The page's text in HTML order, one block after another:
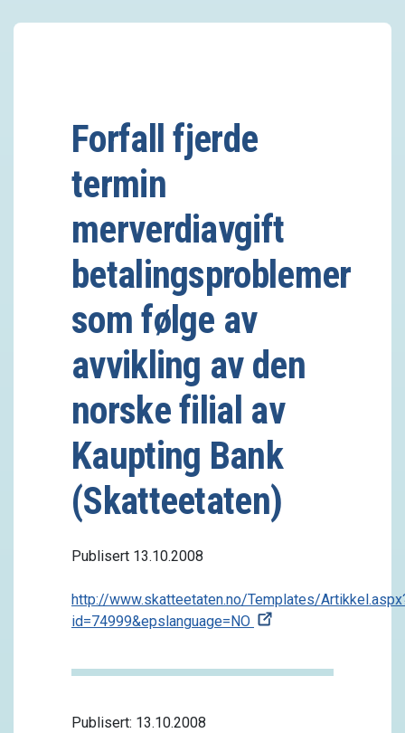
Forfall fjerde
termin
merverdiavgift 
betalingsproblemer
som følge av
avvikling av den
norske filial av
Kaupting Bank
(Skatteetaten)
Publisert 13.10.2008
http://www.skatteetaten.no/Templates/
id=74999&epslanguage=NO
Publisert: 13.10.2008